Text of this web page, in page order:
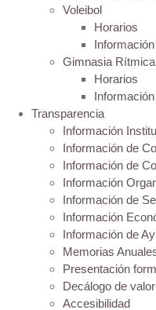
Voleibol
Horarios
Gimnasia Rítmica
Horarios
Transparencia
Información
Información de
Información de
Información
Información de
Información
Información de
Memorias
Presentación
Decálogo de
Accesibilidad